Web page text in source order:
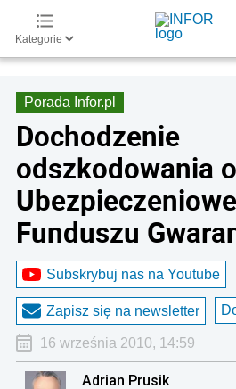
Kategorie
Porada Infor.pl
Dochodzenie
odszkodowania
Funduszu
Subskrybuj nas na Youtube
Zapisz się na newsletter
16 września 2010, 14:59
Adrian Prusik